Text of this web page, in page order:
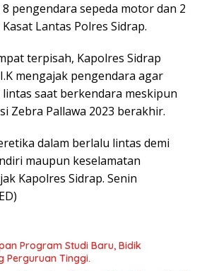
pengendara sepeda motor dan 2
Lantas Polres Sidrap.
terpisah, Kapolres Sidrap
mengajak pengendara agar
saat berkendara meskipun
Zebra Pallawa 2023 berakhir.
dalam berlalu lintas demi
maupun keselamatan
Kapolres Sidrap. Senin
Program Studi Baru, Bidik
Perguruan Tinggi.